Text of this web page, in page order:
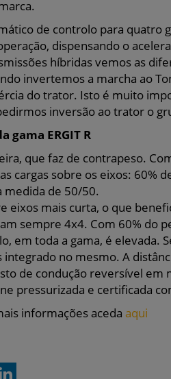
de controlo para quatro
dispensando o
híbridas vemos as
invertemos a marcha ao
do trator. Isto é muito
inversão ao trator o
gama ERGIT R
que faz de contrapeso.
cargas sobre os eixos: 60%
medida de 50/50.
eixos mais curta, o que
sempre 4x4. Com 60% do
em toda a gama, é
integrado no mesmo. A
de condução reversível em
pressurizada e certificada
informações aceda aqui